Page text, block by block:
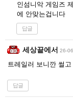
인섬니악 게임즈
에 안맞는겁니다
답글
세상끝에서 26-
트레일러 보니깐 썰
답글